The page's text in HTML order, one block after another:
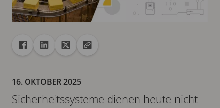
Freigabe
Teilen auf Facebook
Teilen auf Linkedin
Teilen auf XURL in die Zwischenablage kopieren
16. OKTOBER 2025
Sicherheitssysteme dienen heute nicht